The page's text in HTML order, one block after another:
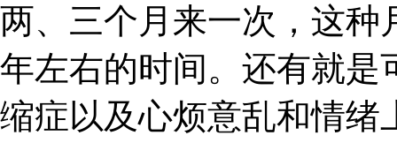
两、三个月来一次，这种
年左右的时间。还有就是
缩症以及心烦意乱和情绪